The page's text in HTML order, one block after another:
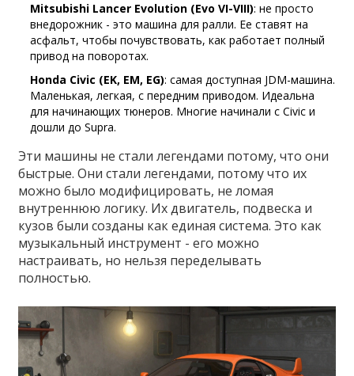
Mitsubishi Lancer Evolution (Evo VI-VIII): не просто
внедорожник - это машина для ралли. Ее ставят на
асфальт, чтобы почувствовать, как работает полный
привод на поворотах.
Honda Civic (EK, EM, EG): самая доступная JDM-машина.
Маленькая, легкая, с передним приводом. Идеальна
для начинающих тюнеров. Многие начинали с Civic и
дошли до Supra.
Эти машины не стали легендами потому, что они
быстрые. Они стали легендами, потому что их
можно было модифицировать, не ломая
внутреннюю логику. Их двигатель, подвеска и
кузов были созданы как единая система. Это как
музыкальный инструмент - его можно
настраивать, но нельзя переделывать
полностью.